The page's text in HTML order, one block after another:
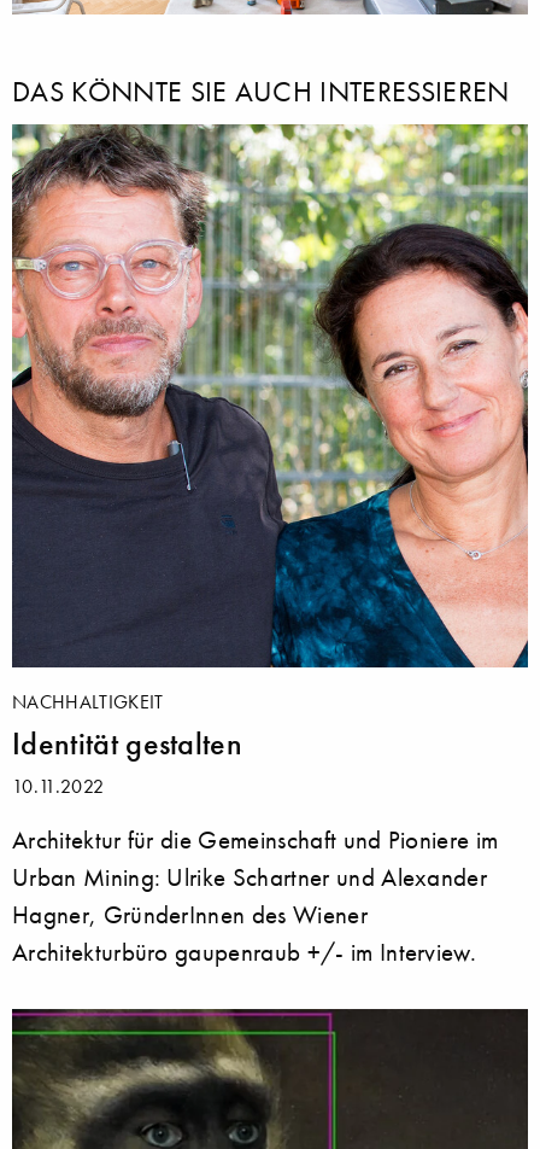
DAS KÖNNTE SIE AUCH INTERESSIEREN
NACHHALTIGKEIT
Identität gestalten
10.11.2022
Architektur für die Gemeinschaft und Pioniere im
Urban Mining: Ulrike Schartner und Alexander
Hagner, GründerInnen des Wiener
Architekturbüro gaupenraub +/- im Interview.